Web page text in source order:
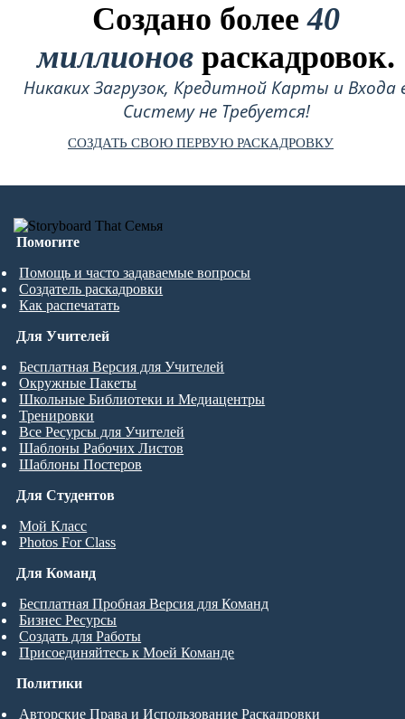
Создано более40
миллионов раскадровок.
Никаких Загрузок, Кредитной Карты и Входа
Систему не Требуется!
СОЗДАТЬ СВОЮ ПЕРВУЮ РАСКАДРОВКУ
Помогите
Помощь и часто задаваемые вопросы
Создатель раскадровки
Как распечатать
Для Студентов
Мой Класс
Photos For Class
Для Учителей
Бесплатная Версия для Учителей
Окружные Пакеты
Школьные Библиотеки и Медиацентры
Тренировки
Все Ресурсы для Учителей
Шаблоны Рабочих Листов
Шаблоны Постеров
Для Команд
Бесплатная Пробная Версия для Команд
Бизнес Ресурсы
Создать для Работы
Присоединяйтесь к Моей Команде
Политики
Авторские Права и Использование Раскадровки